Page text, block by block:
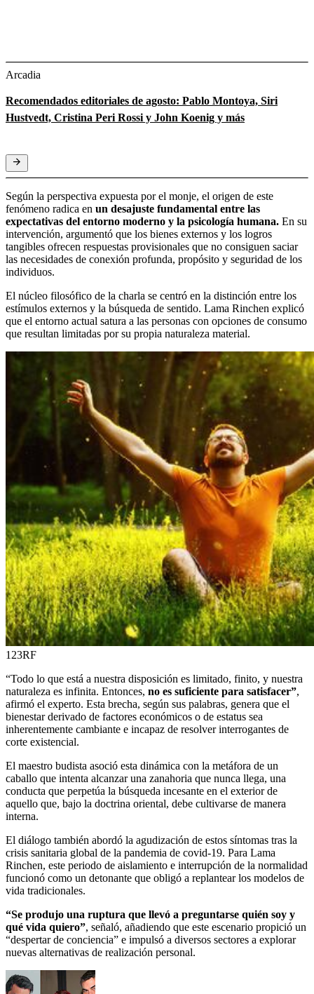
Arcadia
Recomendados editoriales de agosto: Pablo Montoya, Siri
Hustvedt, Cristina Peri Rossi y John Koenig y más
Según la perspectiva expuesta por el monje, el origen de este
fenómeno radica en un desajuste fundamental entre las
expectativas del entorno moderno y la psicología humana. En su
intervención, argumentó que los bienes externos y los logros
tangibles ofrecen respuestas provisionales que no consiguen saciar
las necesidades de conexión profunda, propósito y seguridad de los
individuos.
El núcleo filosófico de la charla se centró en la distinción entre los
estímulos externos y la búsqueda de sentido. Lama Rinchen explicó
que el entorno actual satura a las personas con opciones de consumo
que resultan limitadas por su propia naturaleza material.
123RF
“Todo lo que está a nuestra disposición es limitado, finito, y nuestra
naturaleza es infinita. Entonces, no es suficiente para satisfacer”,
afirmó el experto. Esta brecha, según sus palabras, genera que el
bienestar derivado de factores económicos o de estatus sea
inherentemente cambiante e incapaz de resolver interrogantes de
corte existencial.
El maestro budista asoció esta dinámica con la metáfora de un
caballo que intenta alcanzar una zanahoria que nunca llega, una
conducta que perpetúa la búsqueda incesante en el exterior de
aquello que, bajo la doctrina oriental, debe cultivarse de manera
interna.
El diálogo también abordó la agudización de estos síntomas tras la
crisis sanitaria global de la pandemia de covid-19. Para Lama
Rinchen, este periodo de aislamiento e interrupción de la normalidad
funcionó como un detonante que obligó a replantear los modelos de
vida tradicionales.
“Se produjo una ruptura que llevó a preguntarse quién soy y
qué vida quiero”, señaló, añadiendo que este escenario propició un
“despertar de conciencia” e impulsó a diversos sectores a explorar
nuevas alternativas de realización personal.